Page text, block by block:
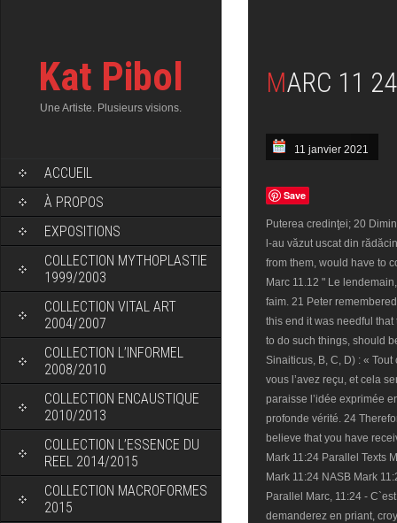
Kat Pibol
Une Artiste. Plusieurs visions.
ACCUEIL
À PROPOS
EXPOSITIONS
COLLECTION MYTHOPLASTIE
1999/2003
COLLECTION VITAL ART
2004/2007
COLLECTION L’INFORMEL
2008/2010
COLLECTION ENCAUSTIQUE
2010/2013
COLLECTION L’ESSENCE DU
REEL 2014/2015
COLLECTION MACROFORMES
2015
MARC 11 24
11 janvier 2021
Save
Puterea credinţei; 20
l-au văzut uscat din
from them, would have to
Marc 11.12 " Le
faim. 21 Peter
this end it was needful
to do such things, should
Sinaiticus, B, C, D) : «
vous l’avez reçu, et cela
paraisse l’idée exprimée
profonde vérité. 24
believe that you have
Mark 11:24 Parallel Texts
Mark 11:24 NASB Mark
Parallel Marc, 11:24 -
demanderez en priant,